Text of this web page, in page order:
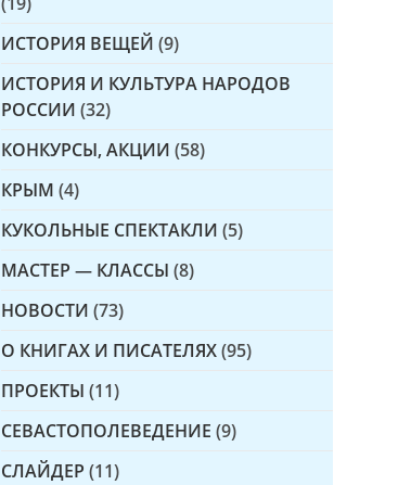
ИСТОРИЯ ВЕЩЕЙ (9)
ИСТОРИЯ И КУЛЬТУРА НАРОДОВ
РОССИИ (32)
КОНКУРСЫ, АКЦИИ (58)
КРЫМ (4)
КУКОЛЬНЫЕ СПЕКТАКЛИ (5)
МАСТЕР — КЛАССЫ (8)
НОВОСТИ (73)
О КНИГАХ И ПИСАТЕЛЯХ(95)
ПРОЕКТЫ (11)
СЕВАСТОПОЛЕВЕДЕНИЕ (9)
СЛАЙДЕР (11)